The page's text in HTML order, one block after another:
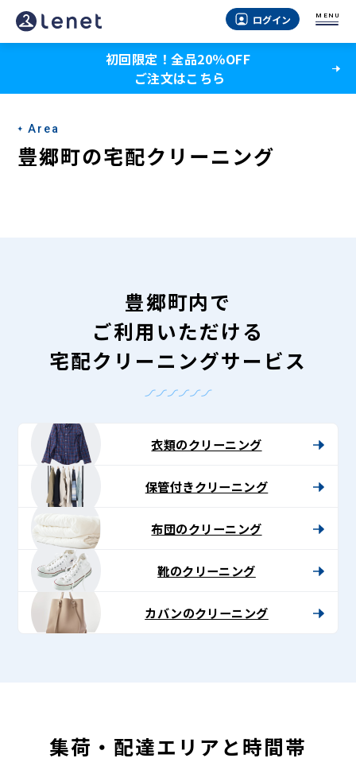
豊
郷
の
宅
配
ト〉
ログイン MENU
初回限定！全品20％OFF
ご注文はこちら
Area
豊郷町の宅配クリーニング
豊郷町内で
ご利用いただける
宅配クリーニングサービス
衣類のクリーニング
保管付きクリーニング
布団のクリーニング
靴のクリーニング
カバンのクリーニング
集荷・配達エリアと時間帯